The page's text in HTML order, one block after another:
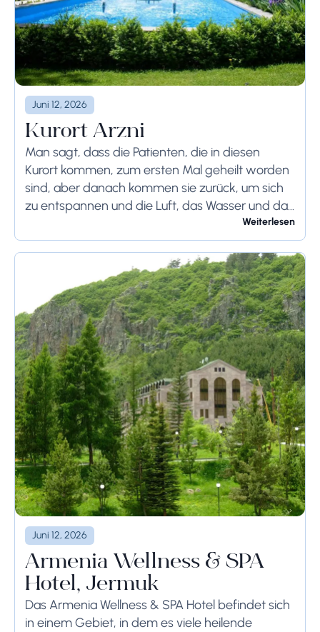
Juni 12, 2026
Kurort Arzni
Man sagt, dass die Patienten, die in diesen
Kurort kommen, zum ersten Mal geheilt worden
sind, aber danach kommen sie zurück, um sich
zu entspannen und die Luft, das Wasser und das
Weiterlesen
Juni 12, 2026
Armenia Wellness & SPA
Hotel, Jermuk
Das Armenia Wellness & SPA Hotel befindet sich
in einem Gebiet, in dem es viele heilende